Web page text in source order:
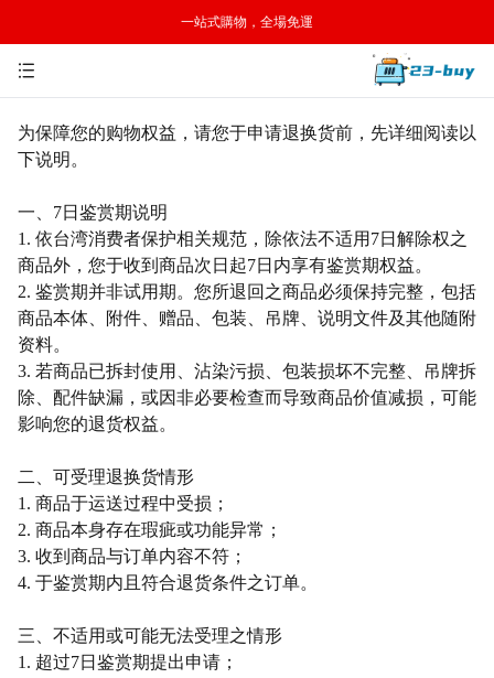
一站式購物，全場免運
为保障您的购物权益，请您于申请退换货前，先详细阅读以
下说明。
一、 7日鉴赏期说明
1. 依台湾消费者保护相关规范，除依法不适用7日解除权之
商品外，您于收到商品次日起7日内享有鉴赏期权益。
2. 鉴赏期并非试用期。您所退回之商品必须保持完整，包括
商品本体、附件、赠品、包装、吊牌、说明文件及其他随附
资料。
3. 若商品已拆封使用、沾染污损、包装损坏不完整、吊牌拆
除、配件缺漏，或因非必要检查而导致商品价值减损，可能
影响您的退货权益。
二、可受理退换货情形
1. 商品于运送过程中受损；
2. 商品本身存在瑕疵或功能异常；
3. 收到商品与订单内容不符；
4. 于鉴赏期内且符合退货条件之订单。
三、不适用或可能无法受理之情形
1. 超过7日鉴赏期提出申请；